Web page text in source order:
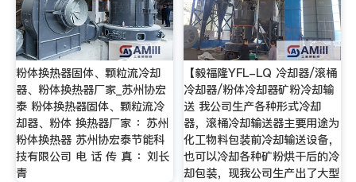
粉体换热器固体、颗粒流冷却
器、粉体换热器厂家_苏州协宏
泰 粉体换热器固体、颗粒流冷
却器、粉体 换热器厂家 ：苏州
粉体换热器 苏州协宏泰节能科
技有限公司 电 话 传 真 ：刘长
青
【毅福隆YFL-LQ 冷却器/滚桶
冷却器/粉体冷却器矿粉冷却输
送 我公司生产各种形式冷却
器，滚桶冷却输送器主要用途为
化工物料包装前冷却输送设备，
也可以冷却各种矿粉烘干后的冷
却包装，现我公司生产出了大型